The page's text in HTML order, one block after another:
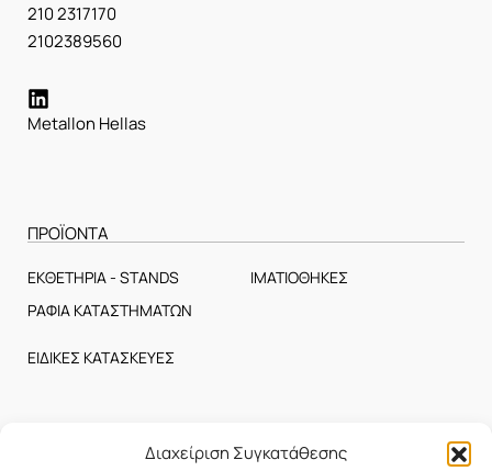
Διαχείριση Συγκατάθεσης
210 2317170
2102389560
Metallon Hellas
ΠΡΟΪΟΝΤΑ
ΕΚΘΕΤΗΡΙΑ - STANDS
ΙΜΑΤΙΟΘΗΚΕΣ
ΡΑΦΙΑ ΚΑΤΑΣΤΗΜΑΤΩΝ
ΕΙΔΙΚΕΣ ΚΑΤΑΣΚΕΥΕΣ